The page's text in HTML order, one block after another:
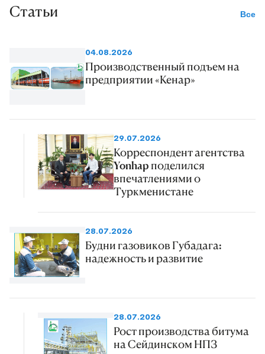
Статьи Все
04.08.2026
Производственный подъем на
предприятии «Кенар»
29.07.2026
Корреспондент агентства
Yonhap поделился
впечатлениями о
Туркменистане
28.07.2026
Будни газовиков Губадага:
надежность и развитие
28.07.2026
Рост производства битума
на Сейдинском НПЗ